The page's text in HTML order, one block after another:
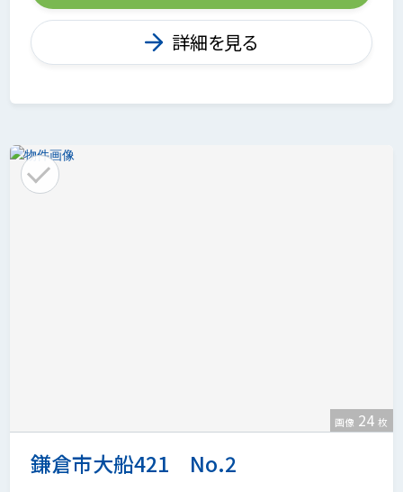
詳細を見る
鎌倉市大船421 No.2
画像 24 枚